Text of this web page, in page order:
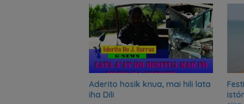
Aderito hosik knua, mai hili lata
iha Dili